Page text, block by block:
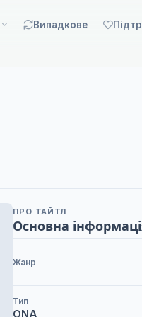
Випадкове
ПРО ТАЙТЛ
Основна
Жанр
Тип
ONA